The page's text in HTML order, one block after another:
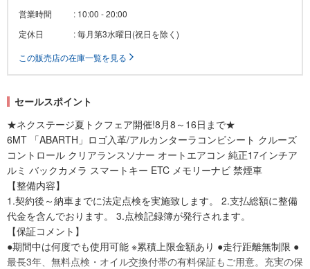
営業時間
: 10:00 - 20:00
定休日
: 毎月第3水曜日(祝日を除く)
この販売店の在庫一覧を見る
セールスポイント
★ネクステージ夏トクフェア開催!8月8～16日まで★
6MT 「ABARTH」ロゴ入革/アルカンターラコンビシート クルーズ
コントロール クリアランスソナー オートエアコン 純正17インチア
ルミ バックカメラ スマートキー ETC メモリーナビ 禁煙車
【整備内容】
1.契約後～納車までに法定点検を実施致します。 2.支払総額に整備
代金を含んでおります。 3.点検記録簿が発行されます。
【保証コメント】
●期間中は何度でも使用可能 ※累積上限金額あり ●走行距離無制限 ●
最長3年、無料点検・オイル交換付帯の有料保証もご用意。充実の保